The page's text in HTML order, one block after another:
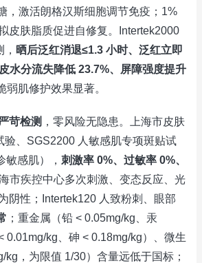
，激活朗格汉斯细胞调节免疫；1%
皮肤脂质促进自修复。Intertek2000
晒后泛红消退≤1.3 小时、泛红立即
水分流失降低 23.7%、屏障强度提升
弱肌修护效果显著。
苛检测 ，零风险无隐患。上海市皮肤
验、SGS2200 人敏感肌专项斑贴试
敏感肌）， 刺激率 0%、过敏率 0%、
海市疾控中心多次刺激、变态反应、光
阴性；Intertek120 人致粉刺、眼部
；重金属（铅 < 0.05mg/kg、汞
0.01mg/kg、砷 < 0.18mg/kg）、微生
kg，为限值 1/30）含量远低于国标；